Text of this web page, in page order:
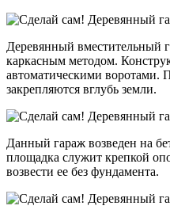
Деревянный вместительный
каркасным методом.
автоматическими воротами.
закрепляются вглубь земли.
Данный гараж возведен на
площадка служит крепкой
возвести ее без фундамента.